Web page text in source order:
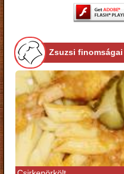
Zsuzsi finomságai